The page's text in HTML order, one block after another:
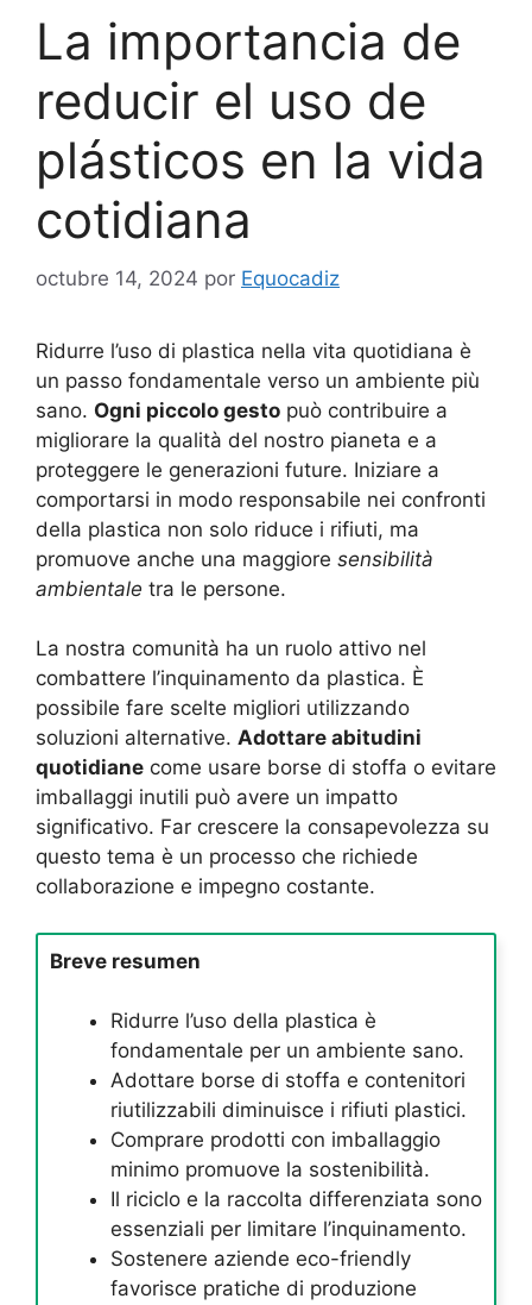
La importancia de
reducir el uso de
plásticos en la vida
cotidiana
octubre 14, 2024 por Equocadiz
Ridurre l’uso di plastica nella vita quotidiana è
un passo fondamentale verso un ambiente più
sano. Ogni piccolo gesto può contribuire a
migliorare la qualità del nostro pianeta e a
proteggere le generazioni future. Iniziare a
comportarsi in modo responsabile nei confronti
della plastica non solo riduce i rifiuti, ma
promuove anche una maggiore sensibilità
ambientale tra le persone.
La nostra comunità ha un ruolo attivo nel
combattere l’inquinamento da plastica. È
possibile fare scelte migliori utilizzando
soluzioni alternative. Adottare abitudini
quotidiane come usare borse di stoffa o evitare
imballaggi inutili può avere un impatto
significativo. Far crescere la consapevolezza su
questo tema è un processo che richiede
collaborazione e impegno costante.
Breve resumen
Ridurre l’uso della plastica è
fondamentale per un ambiente sano.
Adottare borse di stoffa e contenitori
riutilizzabili diminuisce i rifiuti plastici.
Comprare prodotti con imballaggio
minimo promuove la sostenibilità.
Il riciclo e la raccolta differenziata sono
essenziali per limitare l’inquinamento.
Sostenere aziende eco-friendly
favorisce pratiche di produzione